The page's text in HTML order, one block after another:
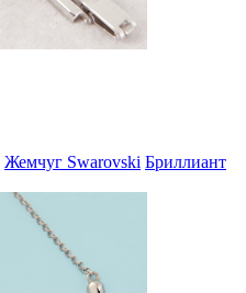
Жемчуг Swarovski Бриллиант